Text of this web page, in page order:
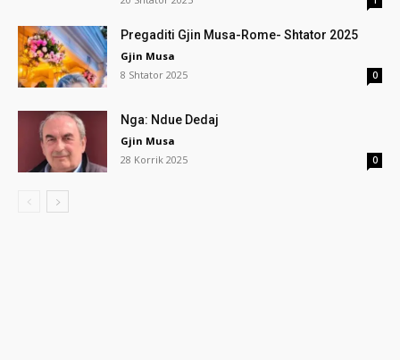
Pregaditi Gjin Musa-Rome- Shtator 2025
Gjin Musa
8 Shtator 2025
0
Nga: Ndue Dedaj
Gjin Musa
28 Korrik 2025
0